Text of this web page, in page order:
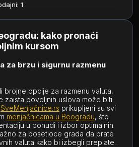
1
kako pronaći
kursom
za brzu i sigurnu razmenu
brojne opcije za razmenu valuta,
zaista povoljnih uslova može biti
SveMenjačnice.rs prikupljeni su svi
menjačnicama u Beogradu, što
u ponudi i izbor optimalnih
za posetioce grada da prate
valuta kako bi izbegli preplate.